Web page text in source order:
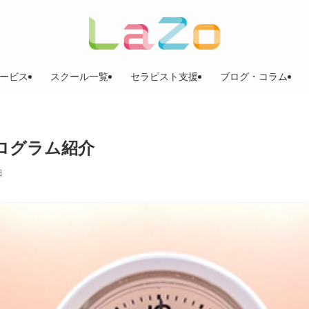
ビス スクール一覧 セラピスト支援 ブログ・コラム
グラム紹介